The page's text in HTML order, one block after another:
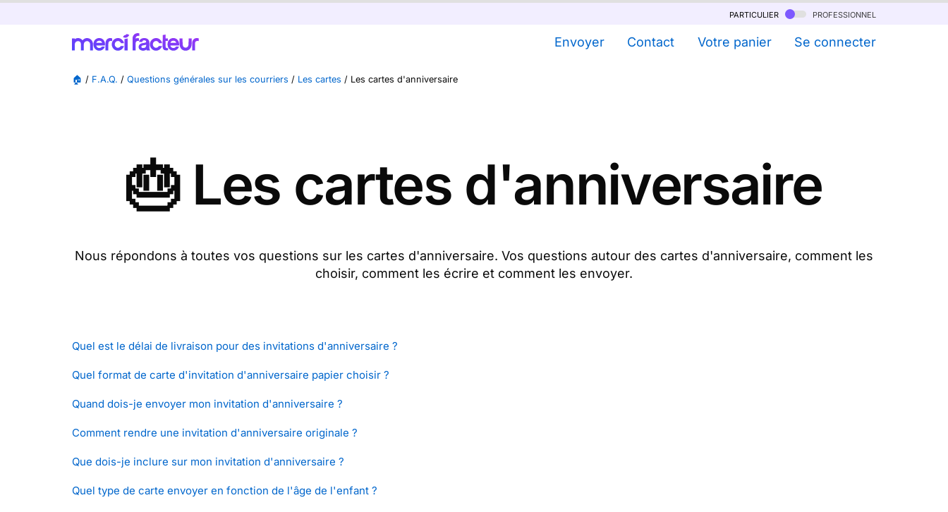
particulier professionnel
Envoyer Contact Votre panier Se connecter
🏠 / F.A.Q. / Questions générales sur les courriers / Les cartes / Les cartes d'anniversaire
🎂 Les cartes d'anniversaire
Nous répondons à toutes vos questions sur les cartes d'anniversaire. Vos questions autour des cartes d'anniversaire, comment les
choisir, comment les écrire et comment les envoyer.
Quel est le délai de livraison pour des invitations d'anniversaire ?
Quel format de carte d'invitation d'anniversaire papier choisir ?
Quand dois-je envoyer mon invitation d'anniversaire ?
Comment rendre une invitation d'anniversaire originale ?
Que dois-je inclure sur mon invitation d'anniversaire ?
Quel type de carte envoyer en fonction de l'âge de l'enfant ?